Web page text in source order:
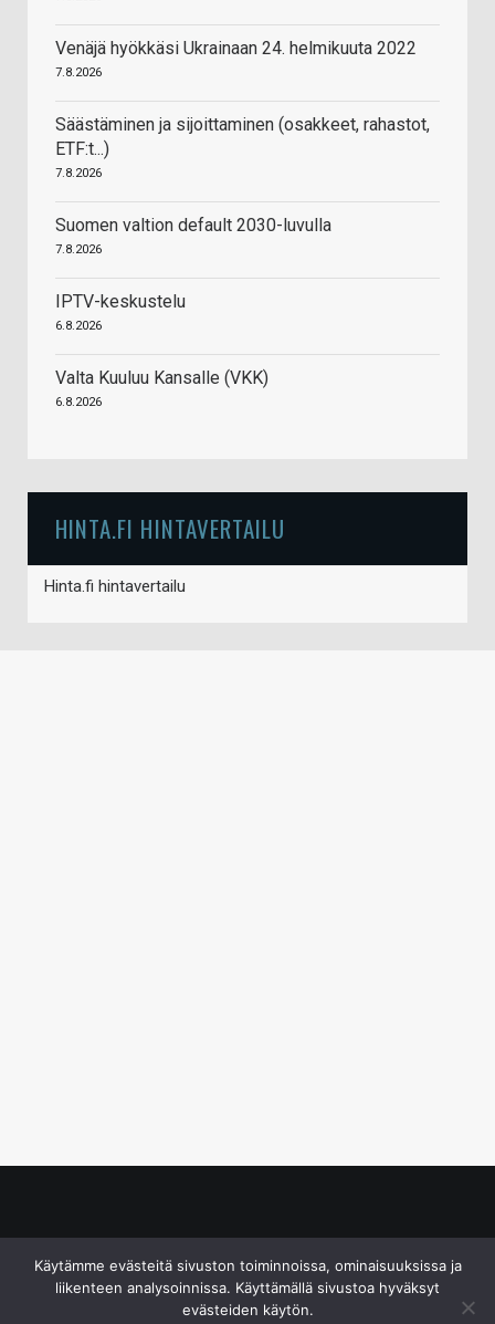
Venäjä hyökkäsi Ukrainaan 24. helmikuuta 2022
7.8.2026
Säästäminen ja sijoittaminen (osakkeet, rahastot,
ETF:t...)
7.8.2026
Suomen valtion default 2030-luvulla
7.8.2026
IPTV-keskustelu
6.8.2026
Valta Kuuluu Kansalle (VKK)
6.8.2026
HINTA.FI HINTAVERTAILU
Hinta.fi hintavertailu
Käytämme evästeitä sivuston toiminnoissa, ominaisuuksissa ja
liikenteen analysoinnissa. Käyttämällä sivustoa hyväksyt
evästeiden käytön.